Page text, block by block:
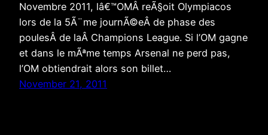
Novembre 2011, lâ€™OMÂ reÃ§oit Olympiacos
lors de la 5Ã¨me journÃ©eÂ de phase des
poulesÂ de laÂ Champions League. Si l’OM gagne
et dans le mÃªme temps Arsenal ne perd pas,
l’OM obtiendrait alors son billet…
November 21, 2011